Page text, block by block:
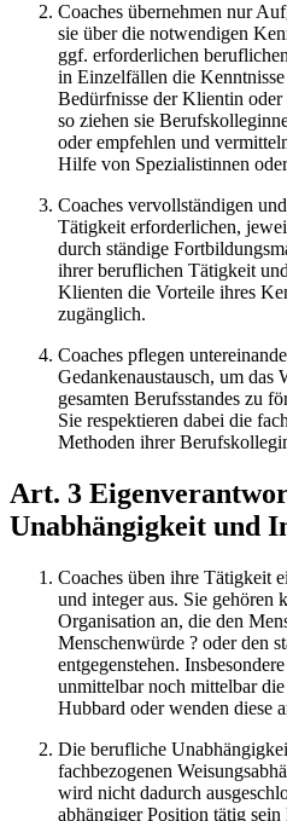
Coaches übernehmen nur
sie über die notwendigen
ggf. erforderlichen
in Einzelfällen die
Bedürfnisse der Klientin
so ziehen sie
oder empfehlen und
Hilfe von Spezialistinnen
Coaches vervollständigen
Tätigkeit erforderlichen,
durch ständige
ihrer beruflichen Tätigkeit
Klienten die Vorteile ihres
zugänglich.
Coaches pflegen
Gedankenaustausch, um das
gesamten Berufsstandes zu
Sie respektieren dabei die
Methoden ihrer
Art. 3
Unabhängigkeit und
Coaches üben ihre Tätigkeit
und integer aus. Sie gehören
Organisation an, die den
Menschenwürde ? oder den
entgegenstehen.
unmittelbar noch mittelbar
Hubbard oder wenden diese
Die berufliche
fachbezogenen
wird nicht dadurch
abhängiger Position tätig sein